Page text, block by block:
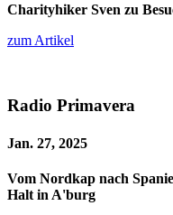
Charityhiker Sven zu
zum Artikel
Radio Primavera
Jan. 27, 2025
Vom Nordkap nach
Halt in A'burg